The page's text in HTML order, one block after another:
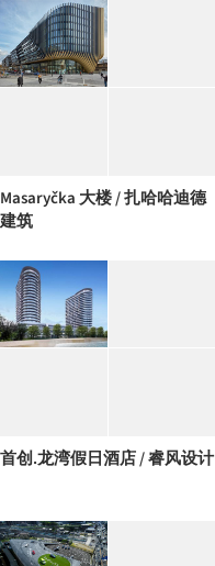
Masaryčka 大楼 / 扎哈哈迪德
建筑
首创.龙湾假日酒店 / 睿风设计